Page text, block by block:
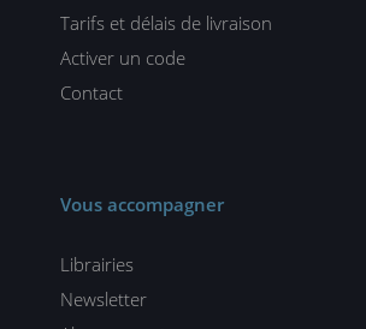
Tarifs et délais de livraison
Activer un code
Contact
Vous accompagner
Librairies
Newsletter